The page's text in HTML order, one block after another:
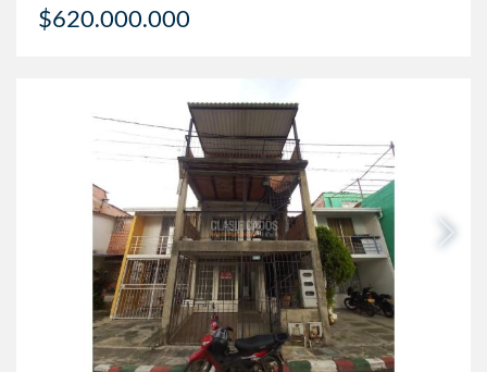
$620.000.000